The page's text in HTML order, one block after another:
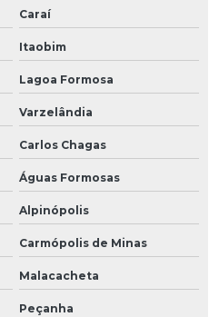
Caraí
Itaobim
Lagoa Formosa
Varzelândia
Carlos Chagas
Águas Formosas
Alpinópolis
Carmópolis de Minas
Malacacheta
Peçanha